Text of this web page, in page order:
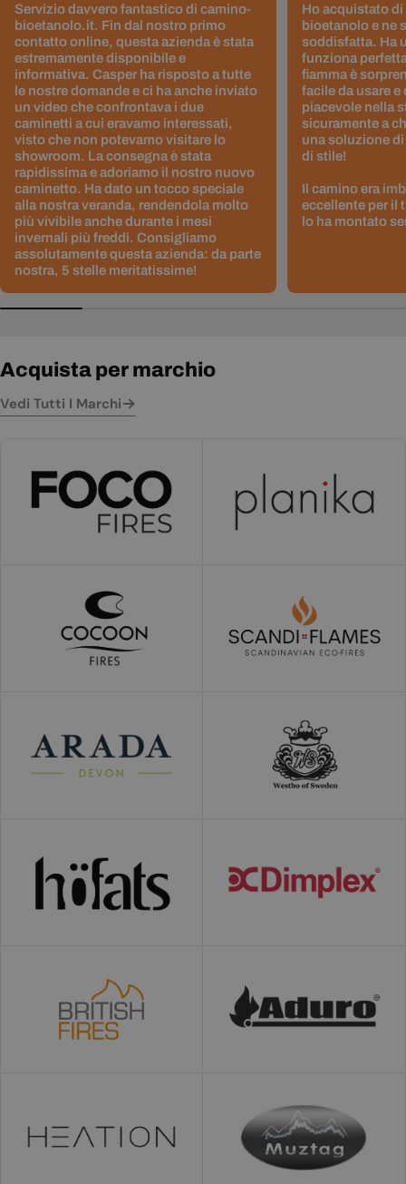
Servizio davvero fantastico di camino-
bioetanolo.it. Fin dal nostro primo
contatto online, questa azienda è stata
estremamente disponibile e
informativa. Casper ha risposto a tutte
le nostre domande e ci ha anche inviato
un video che confrontava i due
caminetti a cui eravamo interessati,
visto che non potevamo visitare lo
showroom. La consegna è stata
rapidissima e adoriamo il nostro nuovo
caminetto. Ha dato un tocco speciale
alla nostra veranda, rendendola molto
più vivibile anche durante i mesi
invernali più freddi. Consigliamo
assolutamente questa azienda: da parte
nostra, 5 stelle meritatissime!
Ho acquistato di
bioetanolo e ne
soddisfatta. Ha
funziona
fiamma è
facile da usare e
piacevole nella
sicuramente a
una soluzione
di stile!
Il camino era
eccellente per il
lo ha montato
Acquista per marchio
Vedi Tutti I Marchi